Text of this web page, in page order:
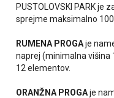
PUSTOLOVSKI PARK je
sprejme maksimalno
RUMENA PROGAje
naprej (minimalna višina
12 elementov.
ORANŽNA PROGAje